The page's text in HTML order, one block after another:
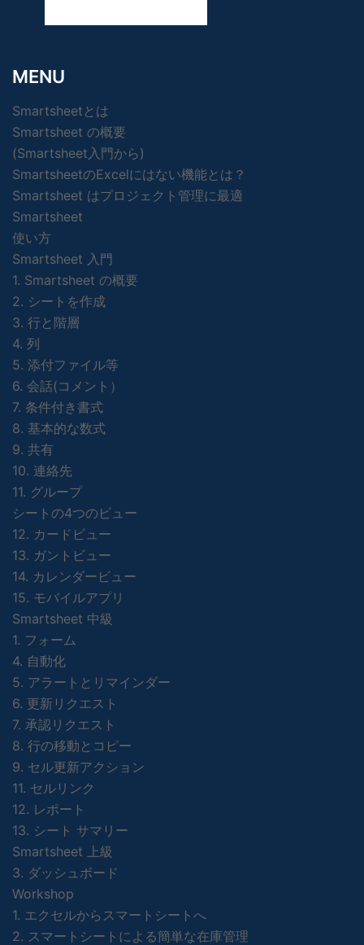
MENU
Smartsheetとは
Smartsheet の概要
(Smartsheet入門から)
SmartsheetのExcelにはない機能とは？
Smartsheet はプロジェクト管理に最適
Smartsheet
使い方
Smartsheet 入門
1. Smartsheet の概要
2. シートを作成
3. 行と階層
4. 列
5. 添付ファイル等
6. 会話(コメント）
7. 条件付き書式
8. 基本的な数式
9. 共有
10. 連絡先
11. グループ
シートの4つのビュー
12. カードビュー
13. ガントビュー
14. カレンダービュー
15. モバイルアプリ
Smartsheet 中級
1. フォーム
4. 自動化
5. アラートとリマインダー
6. 更新リクエスト
7. 承認リクエスト
8. 行の移動とコピー
9. セル更新アクション
11. セルリンク
12. レポート
13. シート サマリー
Smartsheet 上級
3. ダッシュボード
Workshop
1. エクセルからスマートシートへ
2. スマートシートによる簡単な在庫管理